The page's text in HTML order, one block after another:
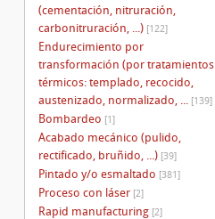
(cementación, nitruración,
carbonitruración, ...) [122]
Endurecimiento por
transformación (por tratamientos
térmicos: templado, recocido,
austenizado, normalizado, ...
[139]
Bombardeo [1]
Acabado mecánico (pulido,
rectificado, bruñido, ...) [39]
Pintado y/o esmaltado [381]
Proceso con láser [2]
Rapid manufacturing [2]